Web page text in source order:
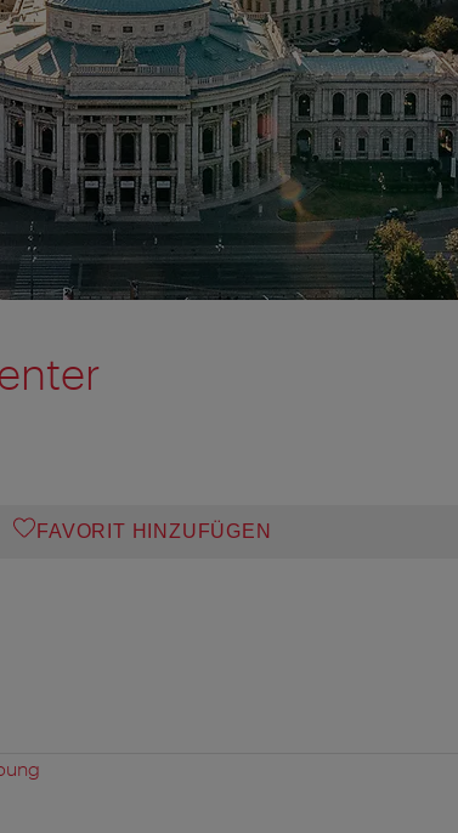
FAVORIT HINZUFÜGEN